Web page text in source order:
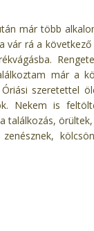
már több
vár rá a
már a
szeretettel
Nekem is
találkozás,